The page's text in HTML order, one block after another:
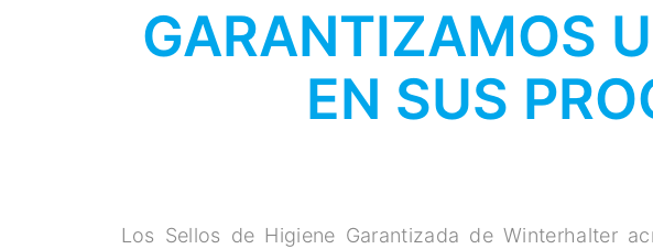
GARANTIZAMOS
EN SUS
Los Sellos de Higiene Garantizada de Winterhalter